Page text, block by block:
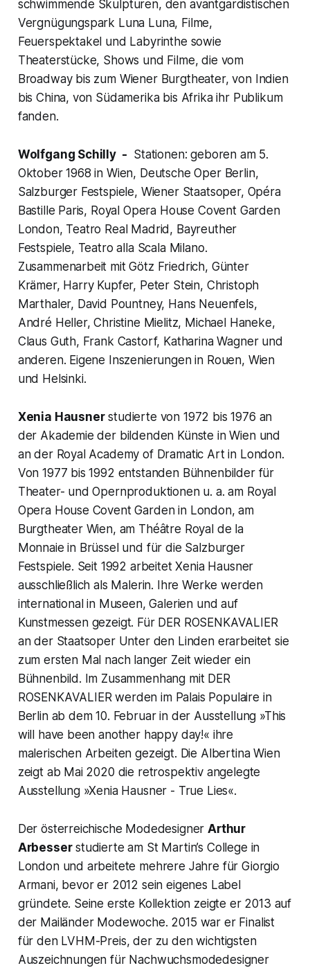
schwimmende Skulpturen, den avantgardistischen
Vergnügungspark Luna Luna, Filme,
Feuerspektakel und Labyrinthe sowie
Theaterstücke, Shows und Filme, die vom
Broadway bis zum Wiener Burgtheater, von Indien
bis China, von Südamerika bis Afrika ihr Publikum
fanden.
Wolfgang Schilly - Stationen: geboren am 5.
Oktober 1968 in Wien, Deutsche Oper Berlin,
Salzburger Festspiele, Wiener Staatsoper, Opéra
Bastille Paris, Royal Opera House Covent Garden
London, Teatro Real Madrid, Bayreuther
Festspiele, Teatro alla Scala Milano.
Zusammenarbeit mit Götz Friedrich, Günter
Krämer, Harry Kupfer, Peter Stein, Christoph
Marthaler, David Pountney, Hans Neuenfels,
André Heller, Christine Mielitz, Michael Haneke,
Claus Guth, Frank Castorf, Katharina Wagner und
anderen. Eigene Inszenierungen in Rouen, Wien
und Helsinki.
Xenia Hausnerstudierte von 1972 bis 1976 an
der Akademie der bildenden Künste in Wien und
an der Royal Academy of Dramatic Art in London.
Von 1977 bis 1992 entstanden Bühnenbilder für
Theater- und Opernproduktionen u. a. am Royal
Opera House Covent Garden in London, am
Burgtheater Wien, am Théâtre Royal de la
Monnaie in Brüssel und für die Salzburger
Festspiele. Seit 1992 arbeitet Xenia Hausner
ausschließlich als Malerin. Ihre Werke werden
international in Museen, Galerien und auf
Kunstmessen gezeigt. Für DER ROSENKAVALIER
an der Staatsoper Unter den Linden erarbeitet sie
zum ersten Mal nach langer Zeit wieder ein
Bühnenbild. Im Zusammenhang mit DER
ROSENKAVALIER werden im Palais Populaire in
Berlin ab dem 10. Februar in der Ausstellung »This
will have been another happy day!« ihre
malerischen Arbeiten gezeigt. Die Albertina Wien
zeigt ab Mai 2020 die retrospektiv angelegte
Ausstellung »Xenia Hausner - True Lies«.
Der österreichische ModedesignerArthur
Arbesserstudierte am St Martin’s College in
London und arbeitete mehrere Jahre für Giorgio
Armani, bevor er 2012 sein eigenes Label
gründete. Seine erste Kollektion zeigte er 2013 auf
der Mailänder Modewoche. 2015 war er Finalist
für den LVHM-Preis, der zu den wichtigsten
Auszeichnungen für Nachwuchsmodedesigner